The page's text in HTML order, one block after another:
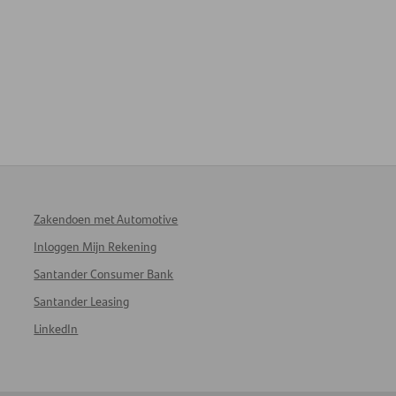
Zakendoen met Automotive
Inloggen Mijn Rekening
Santander Consumer Bank
Santander Leasing
LinkedIn